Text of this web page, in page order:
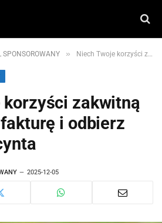
SPONSOROWANY » Niech Twoje korzyści zakwitną – aktywuj e-fakturę i odbierz cebulkę hiacynta
korzyści zakwitną
i odbierz
2025-12-05